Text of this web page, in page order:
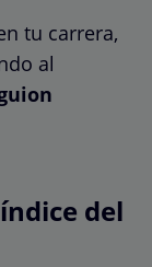
tu carrera,
al
del